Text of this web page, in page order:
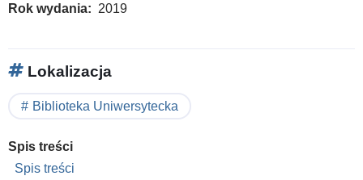
Rok wydania 2019
Lokalizacja
Biblioteka Uniwersytecka
Spis treści
Spis treści